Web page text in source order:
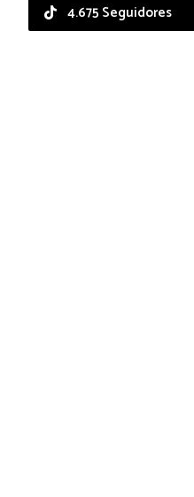
4.675 Seguidores